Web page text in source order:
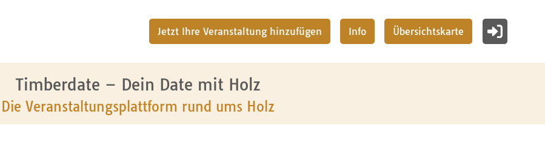
Jetzt Ihre Veranstaltung hinzufügen Info Übersichtskarte
Timberdate – Dein Date mit Holz
Die Veranstaltungsplattform rund ums Holz